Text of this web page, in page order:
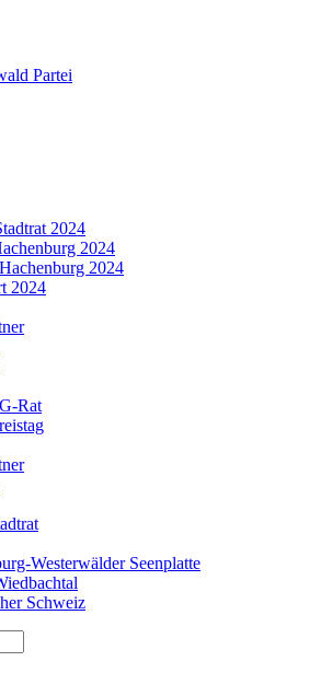
Partei
2024
2024
2024
2024
Rat
Westerwälder Seenplatte
Schweiz